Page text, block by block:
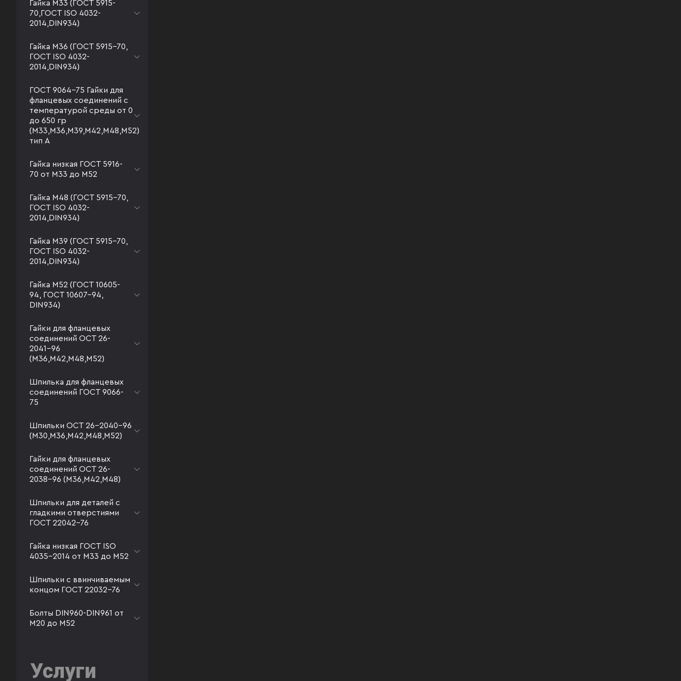
Гайка М33 (ГОСТ 5915-
70,ГОСТ ISO 4032-
2014,DIN934)
Гайка М36 (ГОСТ 5915-70,
ГОСТ ISO 4032-
2014,DIN934)
ГОСТ 9064-75 Гайки для
фланцевых соединений с
температурой среды от 0
до 650 гр
(М33,М36,М39,М42,М48,М52)
тип А
Гайка низкая ГОСТ 5916-
70 от М33 до М52
Гайка М48 (ГОСТ 5915-70,
ГОСТ ISO 4032-
2014,DIN934)
Гайка М39 (ГОСТ 5915-70,
ГОСТ ISO 4032-
2014,DIN934)
Гайка М52 (ГОСТ 10605-
94, ГОСТ 10607-94,
DIN934)
Гайки для фланцевых
соединений ОСТ 26-
2041-96
(М36,М42,М48,М52)
Шпилька для фланцевых
соединений ГОСТ 9066-
75
Шпильки ОСТ 26-2040-96
(М30,М36,М42,М48,М52)
Гайки для фланцевых
соединений ОСТ 26-
2038-96 (М36,М42,М48)
Шпильки для деталей с
гладкими отверстиями
ГОСТ 22042-76
Гайка низкая ГОСТ ISO
4035-2014 от М33 до М52
Шпильки с ввинчиваемым
концом ГОСТ 22032-76
Болты DIN960-DIN961 от
М20 до М52
Услуги